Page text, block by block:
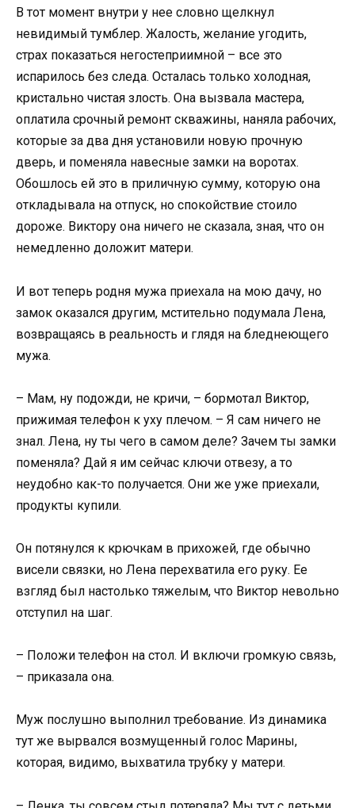
В тот момент внутри у нее словно щелкнул
невидимый тумблер. Жалость, желание угодить,
страх показаться негостеприимной – все это
испарилось без следа. Осталась только холодная,
кристально чистая злость. Она вызвала мастера,
оплатила срочный ремонт скважины, наняла рабочих,
которые за два дня установили новую прочную
дверь, и поменяла навесные замки на воротах.
Обошлось ей это в приличную сумму, которую она
откладывала на отпуск, но спокойствие стоило
дороже. Виктору она ничего не сказала, зная, что он
немедленно доложит матери.
И вот теперь родня мужа приехала на мою дачу, но
замок оказался другим, мстительно подумала Лена,
возвращаясь в реальность и глядя на бледнеющего
мужа.
– Мам, ну подожди, не кричи, – бормотал Виктор,
прижимая телефон к уху плечом. – Я сам ничего не
знал. Лена, ну ты чего в самом деле? Зачем ты замки
поменяла? Дай я им сейчас ключи отвезу, а то
неудобно как-то получается. Они же уже приехали,
продукты купили.
Он потянулся к крючкам в прихожей, где обычно
висели связки, но Лена перехватила его руку. Ее
взгляд был настолько тяжелым, что Виктор невольно
отступил на шаг.
– Положи телефон на стол. И включи громкую связь,
– приказала она.
Муж послушно выполнил требование. Из динамика
тут же вырвался возмущенный голос Марины,
которая, видимо, выхватила трубку у матери.